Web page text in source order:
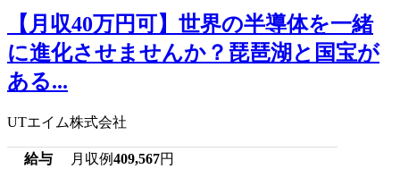
【月収40万円可】世界の半導体を一緒
に進化させませんか？琵琶湖と国宝が
ある...
UTエイム株式会社
給与 月収例409,567円